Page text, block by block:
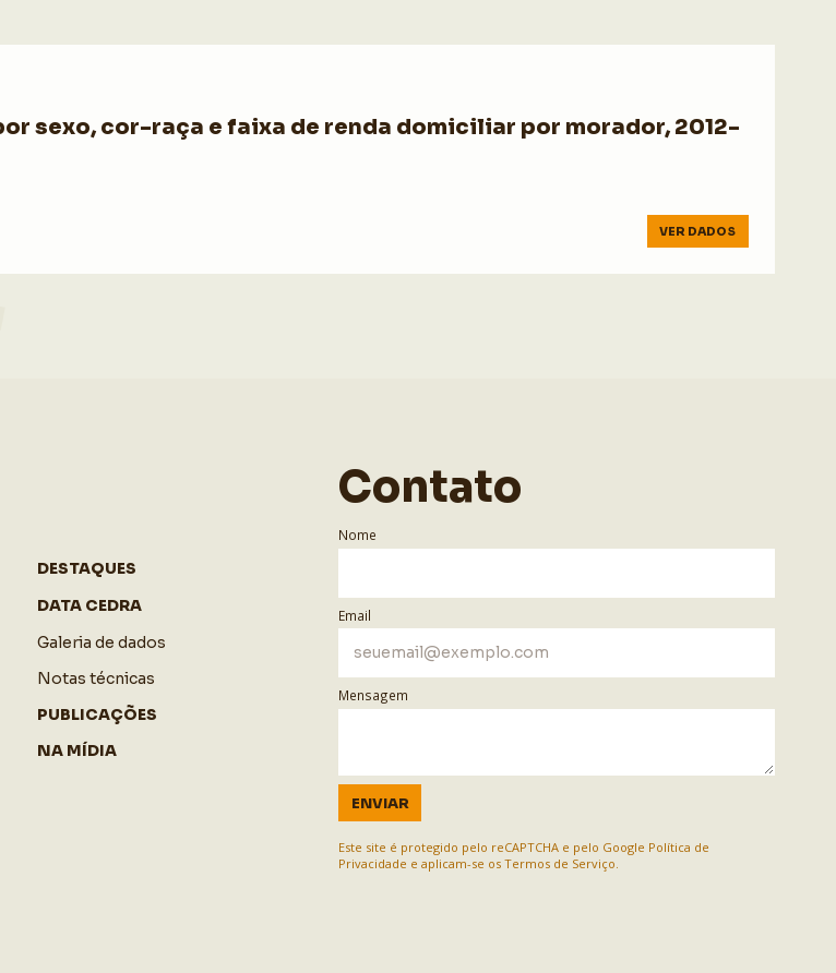
sexo, cor-raça e faixa de renda domiciliar por morador, 2012-
VER DADOS
DESTAQUES
DATA CEDRA
Galeria de dados
Notas técnicas
PUBLICAÇÕES
NA MÍDIA
Contato
Nome
Email
Mensagem
ENVIAR
Este site é protegido pelo reCAPTCHA e pelo Google Política de
Privacidade e aplicam-se os Termos de Serviço.